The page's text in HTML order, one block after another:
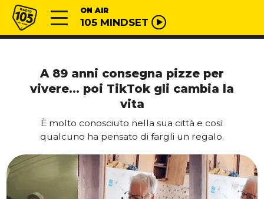
Vai al contenuto
Radio 105 ON AIR
105 MINDSET
A 89 anni consegna pizze per
vivere… poi TikTok gli cambia la
vita
È molto conosciuto nella sua città e così
qualcuno ha pensato di fargli un regalo.